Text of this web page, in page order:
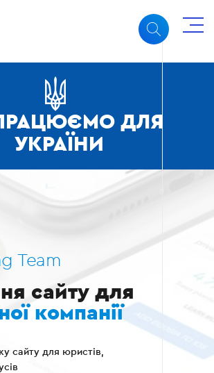
ДЛЯ
УКРАЇНИ
Team
сайту для
компанії
сайту для юристів,